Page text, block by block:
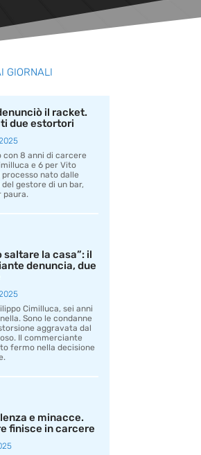
GIORNALI
il racket.
due estortori
con 8 anni di carcere
e 6 per Vito
processo nato dalle
gestore di un bar,
paura.
saltare la casa”: il
denuncia, due
Cimilluca, sei anni
Sono le condanne
aggravata dal
Il commerciante
fermo nella decisione
e minacce.
finisce in carcere